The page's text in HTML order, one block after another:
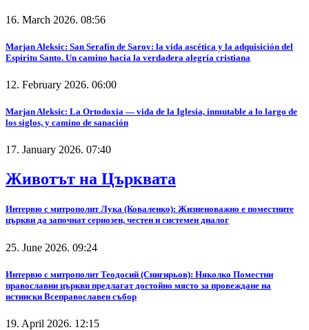
16. March 2026. 08:56
Marjan Aleksic: San Serafín de Sarov: la vida ascética y la adquisición del
Espíritu Santo. Un camino hacia la verdadera alegría cristiana
12. February 2026. 06:00
Marjan Aleksic: La Ortodoxia — vida de la Iglesia, inmutable a lo largo de
los siglos, y camino de sanación
17. January 2026. 07:40
Животът на Църквата
Интервю с митрополит Лука (Коваленко): Жизненоважно е поместните
църкви да започнат сериозен, честен и системен диалог
25. June 2026. 09:24
Интервю с митрополит Теодосий (Снигирьов): Няколко Поместни
православни църкви предлагат достойно място за провеждане на
истински Всеправославен събор
19. April 2026. 12:15